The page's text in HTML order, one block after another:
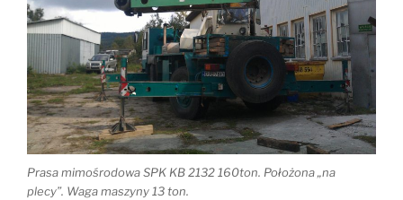
Prasa mimośrodowa SPK KB 2132 160ton. Położona „na
plecy”. Waga maszyny 13 ton.